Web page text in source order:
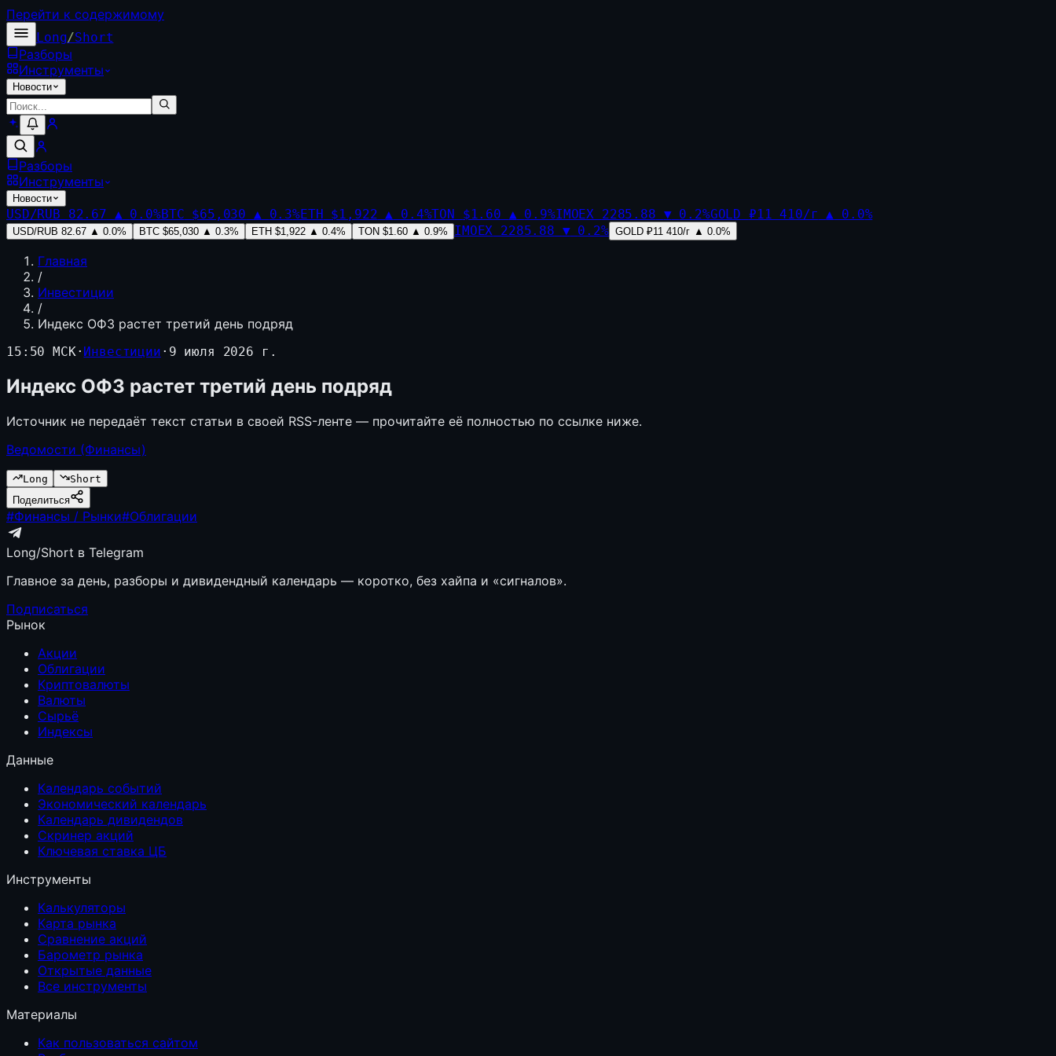
Перейти к содержимому
Long/Short
Разборы
Инструменты
Новости
Разборы
Инструменты
Новости
USD/RUB 82.67 ▲ 0.0%BTC $65,030 ▲ 0.3%ETH $1,922 ▲ 0.4%TON $1.60 ▲ 0.9%IMOEX 2285.88 ▼ 0.2%GOLD ₽11 410/г ▲ 0.0%
USD/RUB 82.67 ▲ 0.0% BTC $65,030 ▲ 0.3% ETH $1,922 ▲ 0.4% TON $1.60 ▲ 0.9% IMOEX 2285.88 ▼ 0.2% GOLD ₽11 410/г ▲ 0.0%
Главная
/
Инвестиции
/
Индекс ОФЗ растет третий день подряд
15:50 МСК· Инвестиции · 9 июля 2026 г.
Индекс ОФЗ растет третий день подряд
Источник не передаёт текст статьи в своей RSS-ленте — прочитайте её полностью по ссылке ниже.
Ведомости (Финансы)
Long
Short
Поделиться
#Финансы / Рынки#Облигации
Long/Short в Telegram
Главное за день, разборы и дивидендный календарь — коротко, без хайпа и «сигналов».
Подписаться
Рынок
Акции
Облигации
Криптовалюты
Валюты
Сырьё
Индексы
Данные
Календарь событий
Экономический календарь
Календарь дивидендов
Скринер акций
Ключевая ставка ЦБ
Инструменты
Калькуляторы
Карта рынка
Сравнение акций
Барометр рынка
Открытые данные
Все инструменты
Материалы
Как пользоваться сайтом